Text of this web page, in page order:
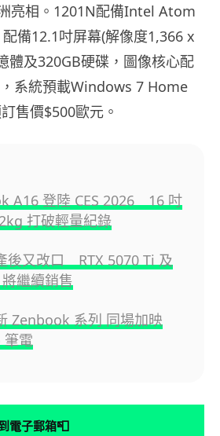
亮相。1201N配備Intel Atom
備12.1吋屏幕(解像度1,366 x
體及320GB硬碟，圖像核心配
系統預載Windows 7 Home
售價$500歐元。
A16 登陸 CES 2026 16 吋
打破輕量紀錄
後又改口 RTX 5070 Ti 及
繼續銷售
Zenbook 系列 同場加映
電
電子郵箱📮